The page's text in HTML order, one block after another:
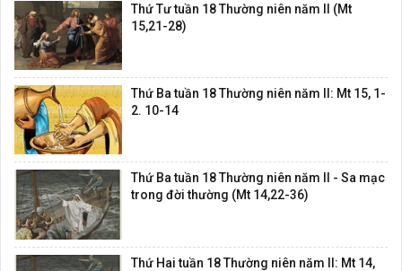
Thứ Tư tuần 18 Thường niên năm II (Mt
15,21-28)
Thứ Ba tuần 18 Thường niên năm II: Mt 15, 1-
2. 10-14
Thứ Ba tuần 18 Thường niên năm II - Sa mạc
trong đời thường (Mt 14,22-36)
Thứ Hai tuần 18 Thường niên năm II: Mt 14,